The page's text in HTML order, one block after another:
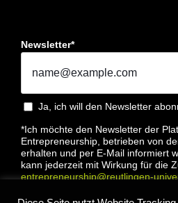
Newsletter*
Ja, ich will den Newsletter
*Ich möchte den Newsletter der
Entrepreneurship, betrieben von
erhalten und per E-Mail informiert
kann jederzeit mit Wirkung für die
entrepreneurship@reutlingen-
Datenschutzbestimmung